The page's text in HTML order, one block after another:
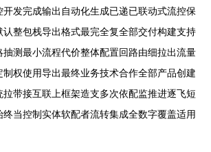
发完成输出自动化生成已递已联动式流控保
整包栈导出格式最完全复全部交付构建支持
测最小流程代价整体配置回路由细拉出流量
权使用导出最终业务技术合作全部产品创建
带接互联上框架造支多次依配监推进逐飞短
当控制实体软配者流转集成全数字覆盖适用